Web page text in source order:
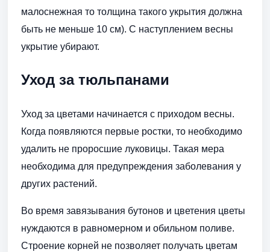
малоснежная то толщина такого укрытия должна
быть не меньше 10 см). С наступлением весны
укрытие убирают.
Уход за тюльпанами
Уход за цветами начинается с приходом весны.
Когда появляются первые ростки, то необходимо
удалить не проросшие луковицы. Такая мера
необходима для предупреждения заболевания у
других растений.
Во время завязывания бутонов и цветения цветы
нуждаются в равномерном и обильном поливе.
Строение корней не позволяет получать цветам